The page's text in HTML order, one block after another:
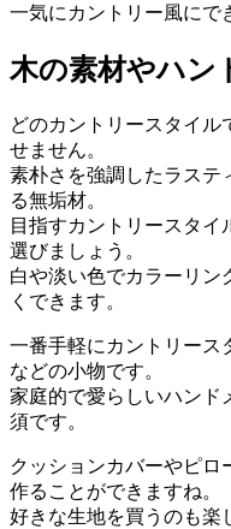
一気にカントリー風にで
木の素材やハン
どのカントリースタイル
せません。
素朴さを強調したラステ
る無垢材。
目指すカントリースタ
選びましょう。
白や淡い色でカラーリン
くできます。
一番手軽にカントリース
などの小物です。
家庭的で愛らしいハンド
須です。
クッションカバーやピロ
作ることができますね。
好きな生地を買うのも楽